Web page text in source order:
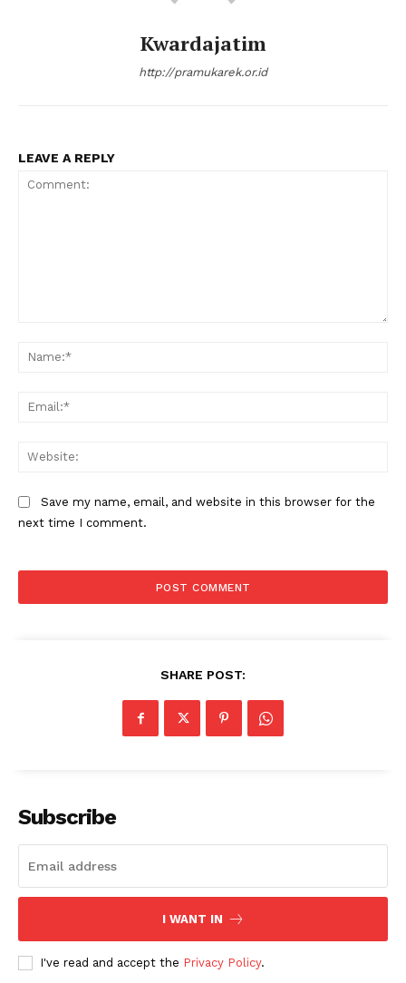
Kwardajatim
http://pramukarek.or.id
LEAVE A REPLY
Save my name, email, and website in this browser for the
next time I comment.
SHARE POST:
Subscribe
I WANT IN
I've read and accept the Privacy Policy.